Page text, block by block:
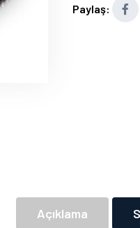
Paylaş:
Açıklama